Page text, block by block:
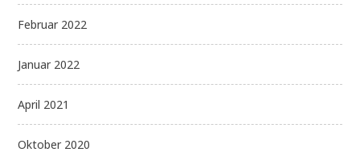
Februar 2022
Januar 2022
April 2021
Oktober 2020